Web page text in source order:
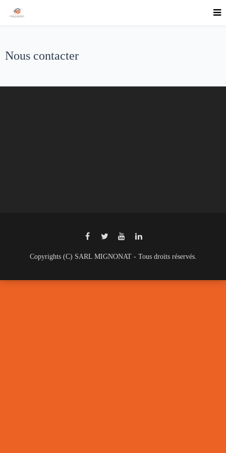
Nous contacter
Copyrights (C) SARL MIGNONAT - Tous droits réservés.